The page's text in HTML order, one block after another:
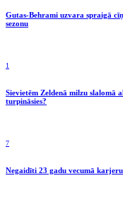
Gutas-Behrami uzvara spraigā
sezonu
1
Sievietēm Zeldenā milzu
turpināsies?
7
Negaidīti 23 gadu vecumā